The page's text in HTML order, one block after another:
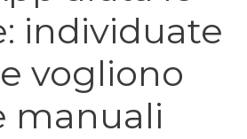
individuate
vogliono
manuali